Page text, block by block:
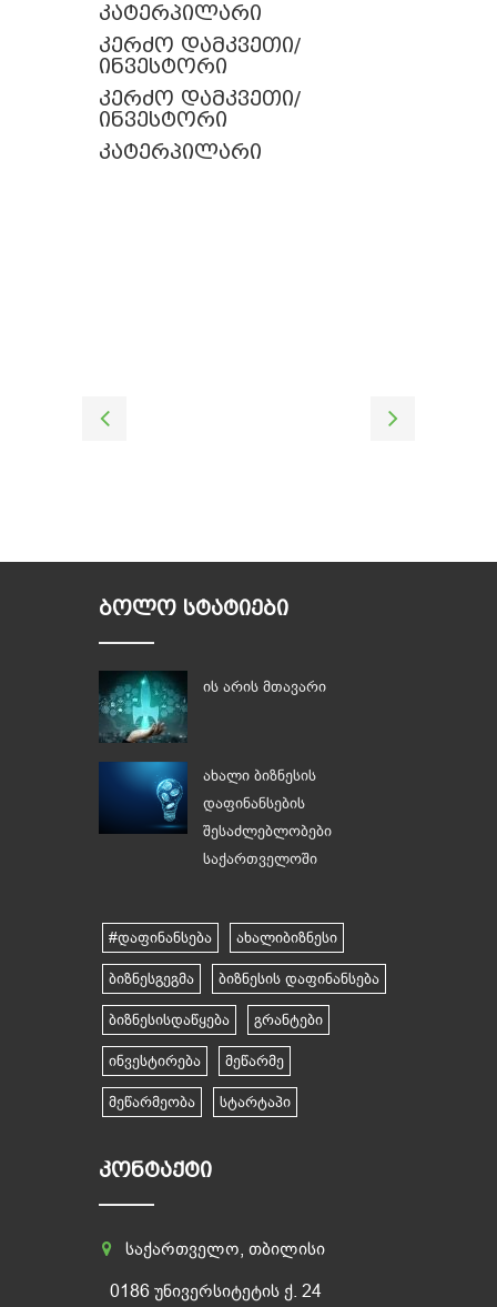
კატერპილარი
კერძო დამკვეთი/
ინვესტორი
კერძო დამკვეთი/
ინვესტორი
კატერპილარი
ᲑᲝᲚᲝ ᲡᲢᲐᲢᲘᲔᲑᲘ
ის არის მთავარი
ახალი ბიზნესის
დაფინანსების
შესაძლებლობები
საქართველოში
#დაფინანსება ახალიბიზნესი
ბიზნესგეგმა ბიზნესის დაფინანსება
ბიზნესისდაწყება გრანტები
ინვესტირება მეწარმე
მეწარმეობა სტარტაპი
ᲙᲝᲜᲢᲐᲥᲢᲘ
საქართველო, თბილისი
0186 უნივერსიტეტის ქ. 24